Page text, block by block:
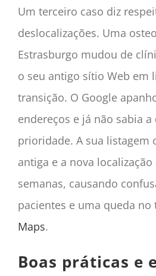
Um terceiro caso diz
deslocalizações. Uma
Estrasburgo mudou de
o seu antigo sítio Web em
transição. O Google
endereços e já não sabia a
prioridade. A sua listagem
antiga e a nova
semanas, causando
pacientes e uma queda no
Maps.
Boas práticas e